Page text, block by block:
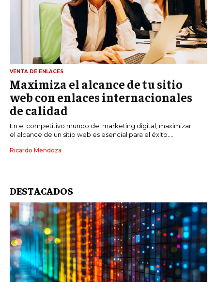
VENTA DE ENLACES
Maximiza el alcance de tu sitio
web con enlaces internacionales
de calidad
En el competitivo mundo del marketing digital, maximizar
el alcance de un sitio web es esencial para el éxito....
Ricardo Mendoza
DESTACADOS